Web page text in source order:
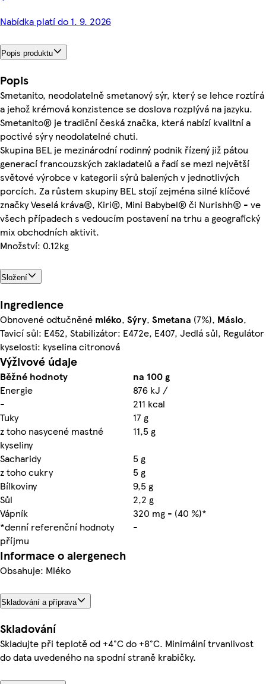
Nabídka platí do 1. 9. 2026
Popis produktu
Popis
Smetanito, neodolatelně smetanový sýr, který se lehce roztírá
a jehož krémová konzistence se doslova rozplývá na jazyku.
Smetanito® je tradiční česká značka, která nabízí kvalitní a
poctivé sýry neodolatelné chuti.
Skupina BEL je mezinárodní rodinný podnik řízený již pátou
generací francouzských zakladatelů a řadí se mezi největší
světové výrobce v kategorii sýrů balených v jednotlivých
porcích. Za růstem skupiny BEL stojí zejména silné klíčové
značky Veselá kráva®, Kiri®, Mini Babybel® či Nurishh® - ve
všech případech s vedoucím postavení na trhu a geografický
mix obchodních aktivit.
Množství: 0.12kg
Složení
Ingredience
Obnovené odtučněné mléko, Sýry, Smetana (7%), Máslo,
Tavicí sůl: E452, Stabilizátor: E472e, E407, Jedlá sůl, Regulátor
kyselosti: kyselina citronová
Výživové údaje
Běžné hodnoty
na 100 g
Energie
876 kJ /
-
211 kcal
Tuky
17 g
z toho nasycené mastné
kyseliny
11,5 g
Sacharidy
5 g
z toho cukry
5 g
Bílkoviny
9,5 g
Sůl
2,2 g
Vápník
320 mg - (40 %)*
*denní referenční hodnoty
příjmu
-
Informace o alergenech
Obsahuje: Mléko
Skladování a příprava
Skladování
Skladujte při teplotě od +4°C do +8°C. Minimální trvanlivost
do data uvedeného na spodní straně krabičky.